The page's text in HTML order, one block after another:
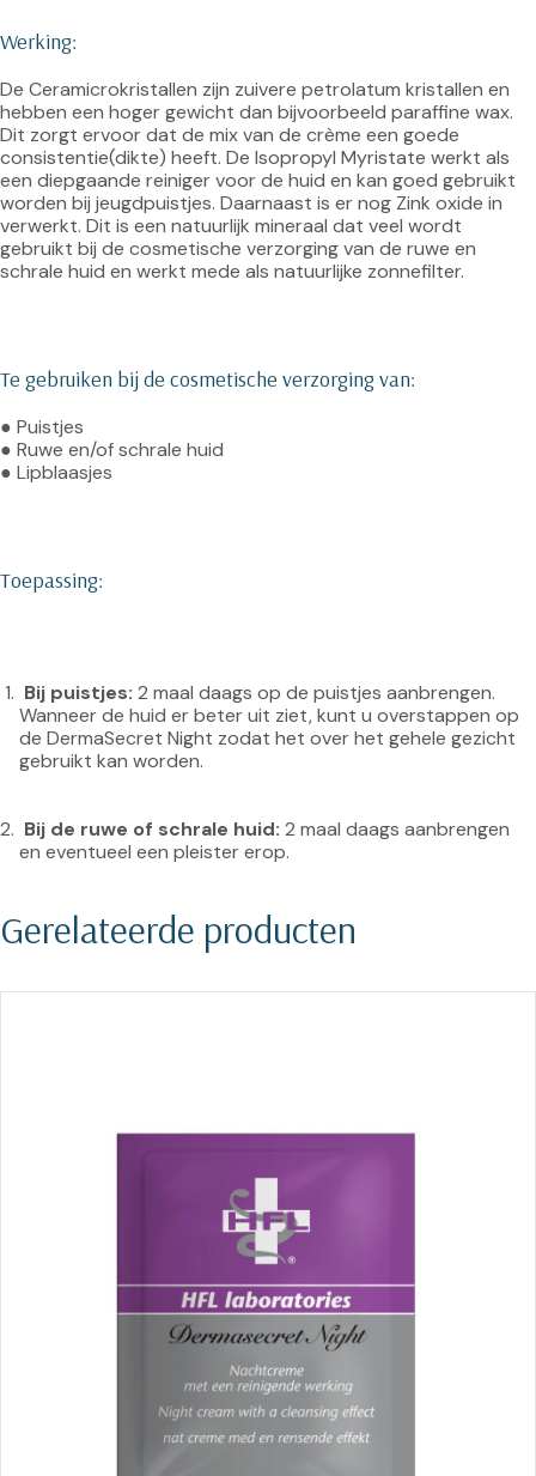
Werking:
De Ceramicrokristallen zijn zuivere petrolatum kristallen en
hebben een hoger gewicht dan bijvoorbeeld paraffine wax.
Dit zorgt ervoor dat de mix van de crème een goede
consistentie(dikte) heeft. De Isopropyl Myristate werkt als
een diepgaande reiniger voor de huid en kan goed gebruikt
worden bij jeugdpuistjes. Daarnaast is er nog Zink oxide in
verwerkt. Dit is een natuurlijk mineraal dat veel wordt
gebruikt bij de cosmetische verzorging van de ruwe en
schrale huid en werkt mede als natuurlijke zonnefilter.
Te gebruiken bij de cosmetische verzorging van:
● Puistjes
● Ruwe en/of schrale huid
● Lipblaasjes
Toepassing:
Bij puistjes: 2 maal daags op de puistjes aanbrengen.
Wanneer de huid er beter uit ziet, kunt u overstappen op
de DermaSecret Night zodat het over het gehele gezicht
gebruikt kan worden.
Bij de ruwe of schrale huid: 2 maal daags aanbrengen
en eventueel een pleister erop.
Gerelateerde producten